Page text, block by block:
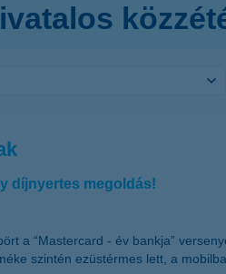
díjnyertes megoldás!
a “Mastercard - év bankja”
szintén ezüstérmes lett, a